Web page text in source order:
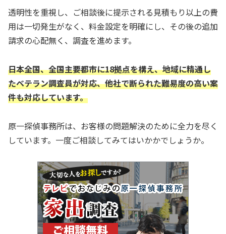
透明性を重視し、ご相談後に提示される見積もり以上の費
用は一切発生がなく、料金設定を明確にし、その後の追加
請求の心配無く、調査を進めます。
日本全国、全国主要都市に18拠点を構え、地域に精通し
たベテラン調査員が対応、他社で断られた難易度の高い案
件も対応しています。
原一探偵事務所は、お客様の問題解決のために全力を尽く
しています。一度ご相談してみてはいかかでしょうか。